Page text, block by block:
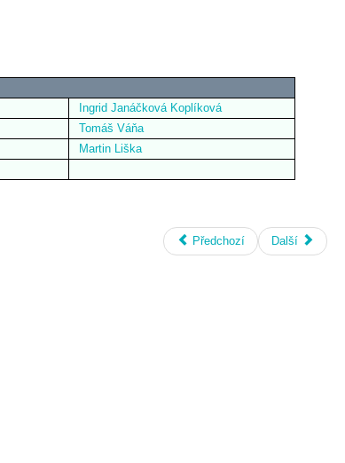
Ingrid Janáčková Koplíková
Tomáš Váňa
Martin Liška
Předchozí Další